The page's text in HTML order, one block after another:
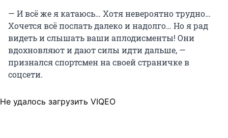
— И всё же я катаюсь… Хотя невероятно трудно…
Хочется всё послать далеко и надолго… Но я рад
видеть и слышать ваши аплодисменты! Они
вдохновляют и дают силы идти дальше, —
признался спортсмен на своей страничке в
соцсети.
Не удалось загрузить VIQEO